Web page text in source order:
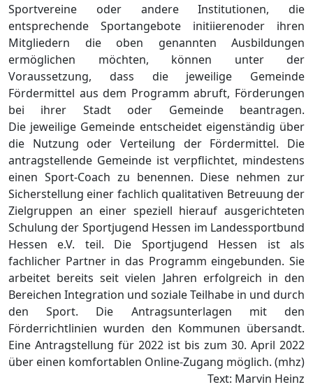
Sportvereine oder andere Institutionen, die
entsprechende Sportangebote initiierenoder ihren
Mitgliedern die oben genannten Ausbildungen
ermöglichen möchten, können unter der
Voraussetzung, dass die jeweilige Gemeinde
Fördermittel aus dem Programm abruft, Förderungen
bei ihrer Stadt oder Gemeinde beantragen.
Die jeweilige Gemeinde entscheidet eigenständig über
die Nutzung oder Verteilung der Fördermittel. Die
antragstellende Gemeinde ist verpflichtet, mindestens
einen Sport-Coach zu benennen. Diese nehmen zur
Sicherstellung einer fachlich qualitativen Betreuung der
Zielgruppen an einer speziell hierauf ausgerichteten
Schulung der Sportjugend Hessen im Landessportbund
Hessen e.V. teil. Die Sportjugend Hessen ist als
fachlicher Partner in das Programm eingebunden. Sie
arbeitet bereits seit vielen Jahren erfolgreich in den
Bereichen Integration und soziale Teilhabe in und durch
den Sport. Die Antragsunterlagen mit den
Förderrichtlinien wurden den Kommunen übersandt.
Eine Antragstellung für 2022 ist bis zum 30. April 2022
über einen komfortablen Online-Zugang möglich. (mhz)
Text: Marvin Heinz